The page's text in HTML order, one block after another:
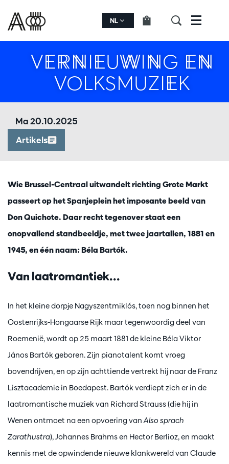
NL Menu
VERNIEUWING EN
VOLKSMUZIEK
Artikels
Ma 20.10.2025
Wie Brussel-Centraal uitwandelt richting Grote Markt
passeert op het Spanjeplein het imposante beeld van
Don Quichote. Daar recht tegenover staat een
onopvallend standbeeldje, met twee jaartallen, 1881 en
1945, en één naam: Béla Bartók.
Van laatromantiek...
In het kleine dorpje Nagyszentmiklós, toen nog binnen het
Oostenrijks-Hongaarse Rijk maar tegenwoordig deel van
Roemenië, wordt op 25 maart 1881 de kleine Béla Viktor
János Bartók geboren. Zijn pianotalent komt vroeg
bovendrijven, en op zijn achttiende vertrekt hij naar de Franz
Lisztacademie in Boedapest. Bartók verdiept zich er in de
laatromantische muziek van Richard Strauss (die hij in
Wenen ontmoet na een opvoering vanAlso sprach
Zarathustra), Johannes Brahms en Hector Berlioz, en maakt
kennis met de opwindende nieuwe klankwereld van Claude